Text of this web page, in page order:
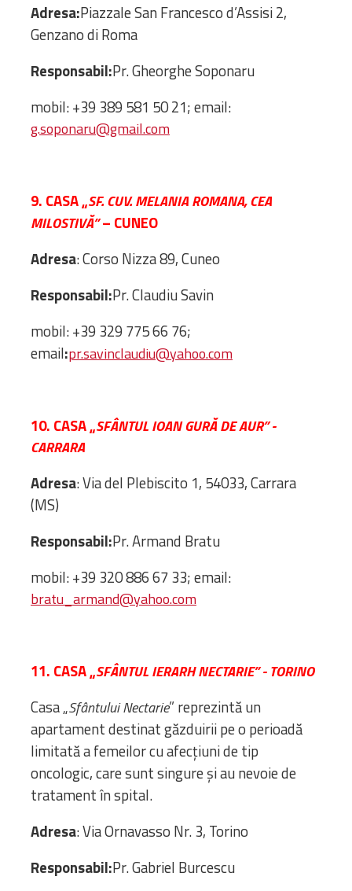
Adresa:Piazzale San Francesco d’Assisi 2,
Genzano di Roma
Responsabil:Pr. Gheorghe Soponaru
mobil: +39 389 581 50 21; email:
g.soponaru@gmail.com
9. CASA „SF. CUV. MELANIA ROMANA, CEA
MILOSTIVĂ”– CUNEO
Adresa: Corso Nizza 89, Cuneo
Responsabil:Pr. Claudiu Savin
mobil: +39 329 775 66 76;
email:pr.savinclaudiu@yahoo.com
10. CASA „SFÂNTUL IOAN GURĂ DE AUR” -
CARRARA
Adresa: Via del Plebiscito 1, 54033, Carrara
(MS)
Responsabil:Pr. Armand Bratu
mobil: +39 320 886 67 33; email:
bratu_armand@yahoo.com
11. CASA „SFÂNTUL IERARH NECTARIE” - TORINO
Casa „Sfântului Nectarie” reprezintă un
apartament destinat găzduirii pe o perioadă
limitată a femeilor cu afecțiuni de tip
oncologic, care sunt singure și au nevoie de
tratament în spital.
Adresa: Via Ornavasso Nr. 3, Torino
Responsabil:Pr. Gabriel Burcescu